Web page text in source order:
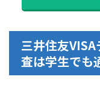
三井住友
査は学生でも